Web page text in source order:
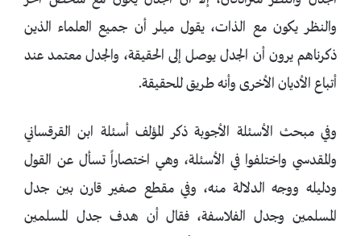
والنظر يكون مع الذات، يقول ميلر أن جميع العلماء الذين
ذكرناهم يرون أن الجدل يوصل إلى الحقيقة، والجدل معتمد عند
أتباع الأديان الأخرى وأنه طريق للحقيقة.
وفي مبحث الأسئلة الأجوبة ذكر المؤلف أسئلة ابن القرقساني
والمقدسي واختلفوا في الأسئلة، وهي اختصاراً تسأل عن القول
ودليله ووجه الدلالة منه، وفي مقطع صغير قارن بين جدل
المسلمين وجدل الفلاسفة، فقال أن هدف جدل المسلمين